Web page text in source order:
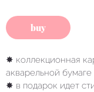
buy
✸ коллекционная
акварельной бумаге
✸ в подарок идет